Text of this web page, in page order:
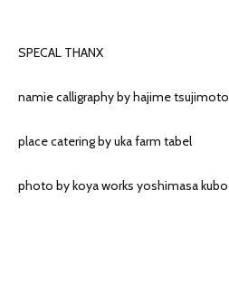
SPECAL THANX
namie calligraphy by hajime tsujimoto
place catering by uka farm tabel
photo by koya works yoshimasa kubo